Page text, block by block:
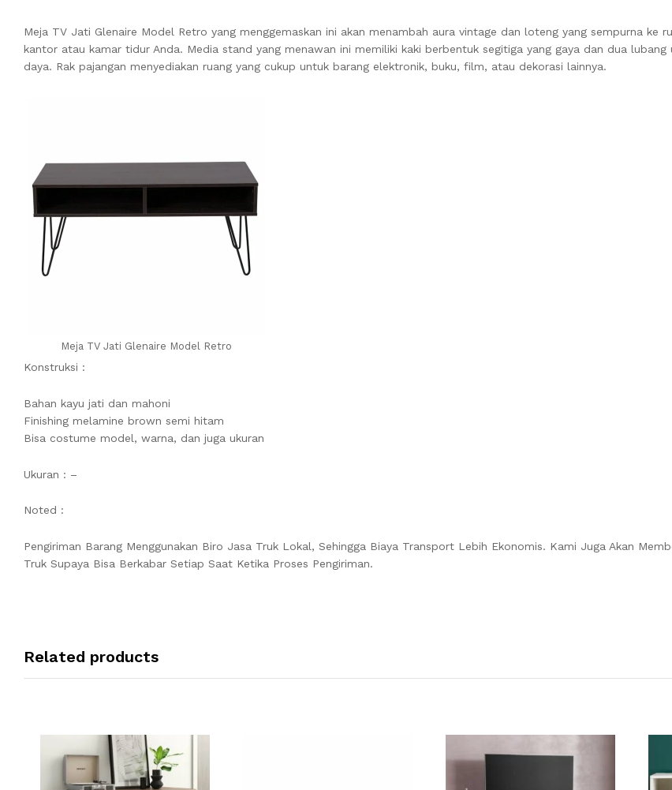
Meja TV Jati Glenaire Model Retro yang menggemaskan ini akan menambah aura vintage dan loteng yang sempurna ke
kantor atau kamar tidur Anda. Media stand yang menawan ini memiliki kaki berbentuk segitiga yang gaya dan dua lubang
daya. Rak pajangan menyediakan ruang yang cukup untuk barang elektronik, buku, film, atau dekorasi lainnya.
Meja TV Jati Glenaire Model Retro
Konstruksi :
Bahan kayu jati dan mahoni
Finishing melamine brown semi hitam
Bisa costume model, warna, dan juga ukuran
Ukuran : –
Noted :
Pengiriman Barang Menggunakan Biro Jasa Truk Lokal, Sehingga Biaya Transport Lebih Ekonomis. Kami Juga Akan
Truk Supaya Bisa Berkabar Setiap Saat Ketika Proses Pengiriman.
Related products